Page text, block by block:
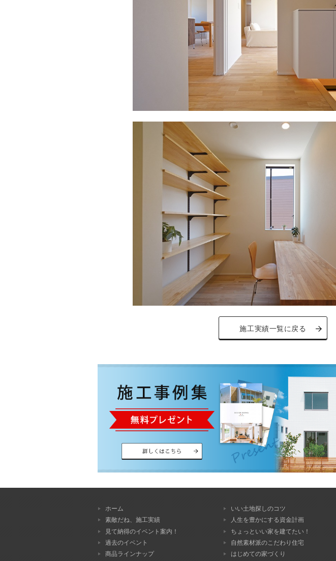
施工実績一覧に戻る
ホーム
素敵だね、施工実績
見て納得のイベント案内！
過去のイベント
商品ラインナップ
いい土地探しのコツ
人生を豊かにする資金計画
ちょっといい家を建てたい！
自然素材派のこだわり住宅
はじめての家づくり